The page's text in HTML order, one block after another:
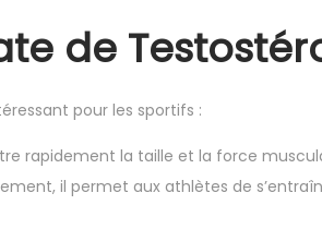
de
pour les sportifs :
rapidement la taille et la force
il permet aux athlètes de